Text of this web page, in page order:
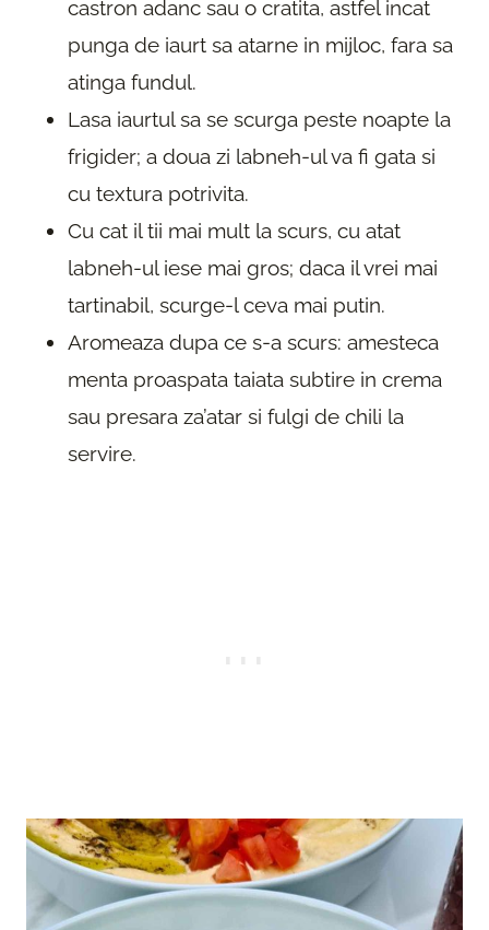
castron adanc sau o cratita, astfel incat
punga de iaurt sa atarne in mijloc, fara sa
atinga fundul.
Lasa iaurtul sa se scurga peste noapte la
frigider; a doua zi labneh-ul va fi gata si
cu textura potrivita.
Cu cat il tii mai mult la scurs, cu atat
labneh-ul iese mai gros; daca il vrei mai
tartinabil, scurge-l ceva mai putin.
Aromeaza dupa ce s-a scurs: amesteca
menta proaspata taiata subtire in crema
sau presara za’atar si fulgi de chili la
servire.